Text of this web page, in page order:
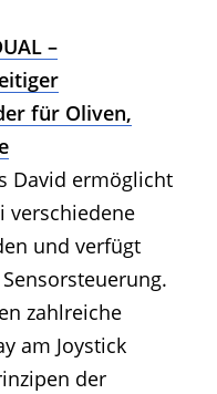
–
für Oliven,
David ermöglicht
verschiedene
und verfügt
zahlreiche
am Joystick
der